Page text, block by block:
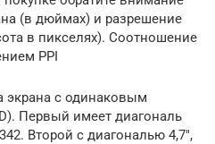
(в дюймах) и разрешение
в пикселях). Соотношение
PPI
с одинаковым
Первый имеет диагональ
Второй с диагональю 4,7″,